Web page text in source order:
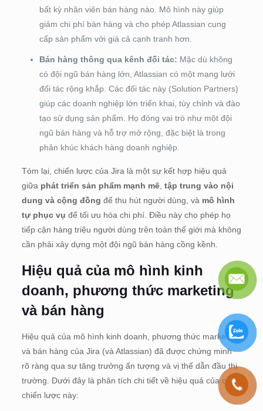
bất kỳ nhân viên bán hàng nào. Mô hình này giúp
giảm chi phí bán hàng và cho phép Atlassian cung
cấp sản phẩm với giá cả cạnh tranh hơn.
Bán hàng thông qua kênh đối tác: Mặc dù không
có đội ngũ bán hàng lớn, Atlassian có một mạng lưới
đối tác rộng khắp. Các đối tác này (Solution Partners)
giúp các doanh nghiệp lớn triển khai, tùy chỉnh và đào
tạo sử dụng sản phẩm. Họ đóng vai trò như một đội
ngũ bán hàng và hỗ trợ mở rộng, đặc biệt là trong
phân khúc khách hàng doanh nghiệp.
Tóm lại, chiến lược của Jira là một sự kết hợp hiệu quả
giữa phát triển sản phẩm mạnh mẽ, tập trung vào nội
dung và cộng đồng để thu hút người dùng, và mô hình
tự phục vụ để tối ưu hóa chi phí. Điều này cho phép họ
tiếp cận hàng triệu người dùng trên toàn thế giới mà không
cần phải xây dựng một đội ngũ bán hàng cồng kềnh.
Hiệu quả của mô hình kinh
doanh, phương thức marketing
và bán hàng
Hiệu quả của mô hình kinh doanh, phương thức marketing
và bán hàng của Jira (và Atlassian) đã được chứng minh
rõ ràng qua sự tăng trưởng ấn tượng và vị thế dẫn đầu thị
trường. Dưới đây là phân tích chi tiết về hiệu quả của các
chiến lược này: